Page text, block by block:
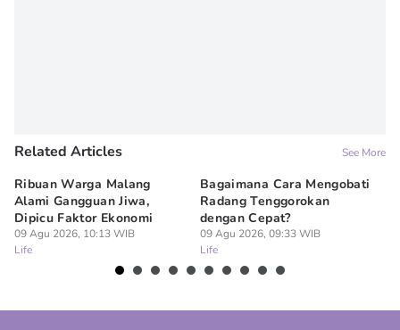
Related Articles See More
Ribuan Warga Malang
Alami Gangguan Jiwa,
Dipicu Faktor Ekonomi
09 Agu 2026, 10:13 WIB
Life
Bagaimana Cara Mengobati
Radang Tenggorokan
dengan Cepat?
09 Agu 2026, 09:33 WIB
Life